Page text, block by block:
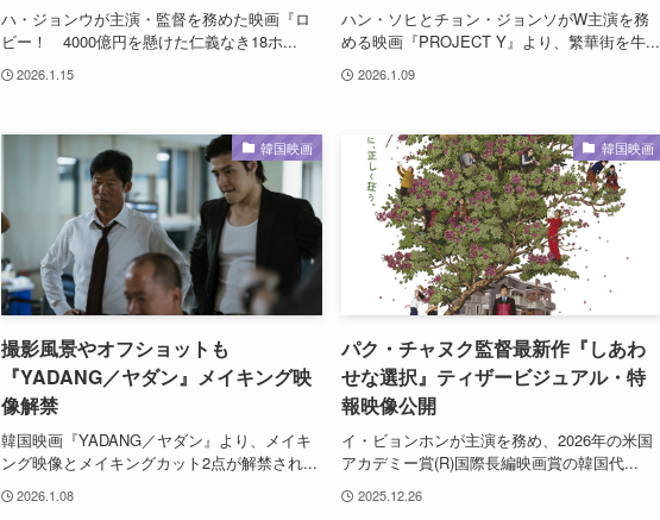
ハ・ジョンウが主演・監督を務めた映画『ロ
ビー！ 4000億円を懸けた仁義なき18ホ...
2026.1.15
ハン・ソヒとチョン・ジョンソがW主演を務
める映画『PROJECT Y』より、繁華街を牛...
2026.1.09
韓国映画
撮影風景やオフショットも
『YADANG／ヤダン』メイキング映
像解禁
韓国映画『YADANG／ヤダン』より、メイキ
ング映像とメイキングカット2点が解禁され...
2026.1.08
韓国映画
パク・チャヌク監督最新作『しあわ
せな選択』ティザービジュアル・特
報映像公開
イ・ビョンホンが主演を務め、2026年の米国
アカデミー賞(R)国際長編映画賞の韓国代...
2025.12.26